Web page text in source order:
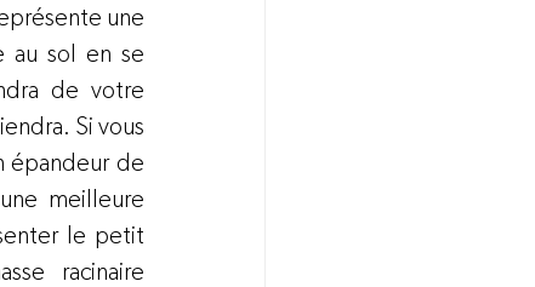
une
au sol en se
de votre
Si vous
épandeur de
meilleure
le petit
racinaire